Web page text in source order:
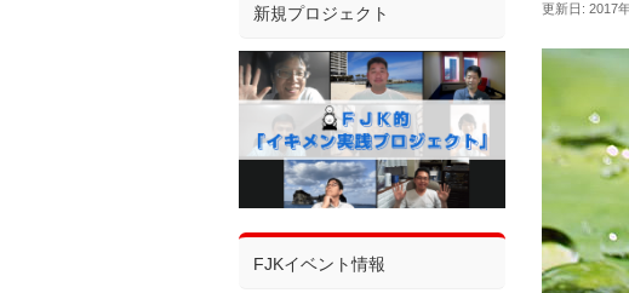
更新日: 2017
新規プロジェクト
FJKイベント情報